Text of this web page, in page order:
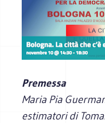
Premessa
Maria Pia
estimatori di